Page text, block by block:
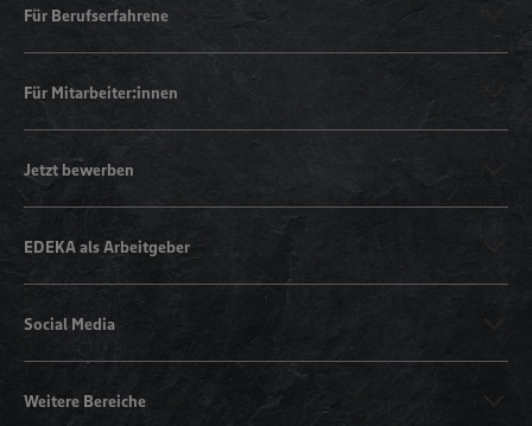
Für Berufserfahrene
Für Mitarbeiter:innen
Jetzt bewerben
EDEKA als Arbeitgeber
Social Media
Weitere Bereiche